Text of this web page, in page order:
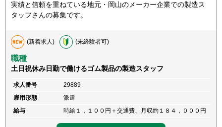
実績と信頼を重ねている地元・岡山のメーカー企業での製造ス
タッフさんの募集です。
(新着求人) (未経験者可)
職種
土日祝休み日勤で働けるゴム製品の製造スタッフ
求人番号
29889
雇用形態
派遣
給与
時給１，１００円＋交通費、月収約１８４，０００円